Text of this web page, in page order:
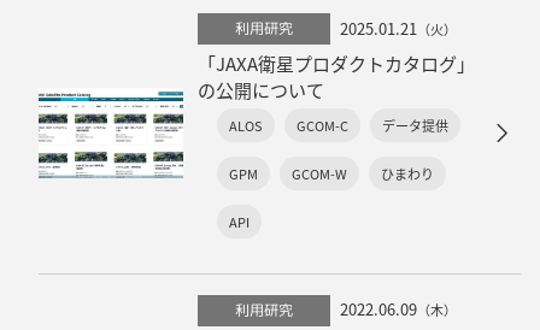
利用研究 2025.01.21 （火）
「JAXA衛星プロダクトカタログ」
の公開について
ALOS GCOM-C データ提供
GPM GCOM-W ひまわり
API
利用研究 2022.06.09 （木）